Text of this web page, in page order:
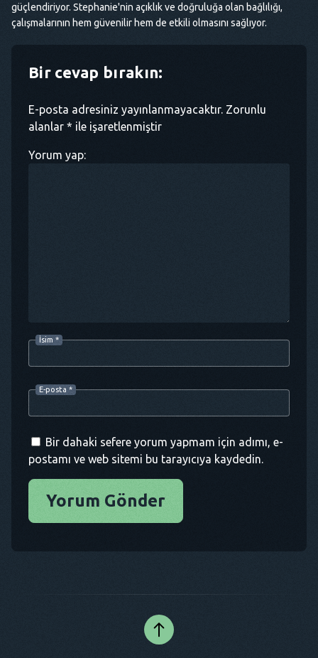
güçlendiriyor. Stephanie'nin açıklık ve doğruluğa olan bağlılığı,
çalışmalarının hem güvenilir hem de etkili olmasını sağlıyor.
Bir cevap bırakın:
E-posta adresiniz yayınlanmayacaktır. Zorunlu
alanlar * ile işaretlenmiştir
Yorum yap:
İsim *
E-posta *
Bir dahaki sefere yorum yapmam için adımı, e-
postamı ve web sitemi bu tarayıcıya kaydedin.
Yorum Gönder